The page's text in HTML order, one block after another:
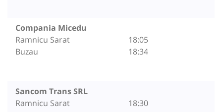
Compania Micedu
Ramnicu Sarat
Buzau
18:05
18:34
Sancom Trans SRL
Ramnicu Sarat
18:30